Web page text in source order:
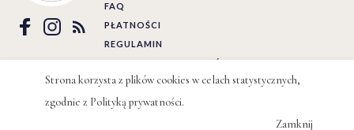
FAQ
PŁATNOŚCI
REGULAMIN
POLITYKA PRYWATNOŚCI
Strona korzysta z plików cookies w celach statystycznych,
zgodnie z Polityką prywatności.
Zamknij